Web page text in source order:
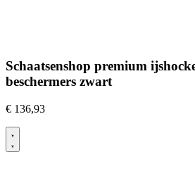
Schaatsenshop premium
beschermers zwart
€ 136,93